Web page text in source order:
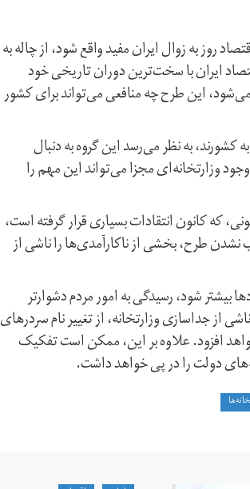
روز به زوال ایران مفید واقع شود، از چاله به
ایران با سخت‌ترین دوران تاریخی خود
این طرح چه منافعی می‌تواند برای کشور
کشورند، به نظر می‌رسد این گروه به دنبال
وزارتخانه‌ای مجزا می‌تواند این مهم را
که کانون انتقادات بسیاری قرار گرفته است،
طرح، بخشی از ناکارآمدی‌ها را ناشی از
بیشتر شود، رسیدگی به امور مردم دشوارتر
جداسازی وزارتخانه‌، از تغییر نام سردرهای
افزود. علاوه بر این، ممکن است تفکیک
دولت را در پی خواهد داشت.